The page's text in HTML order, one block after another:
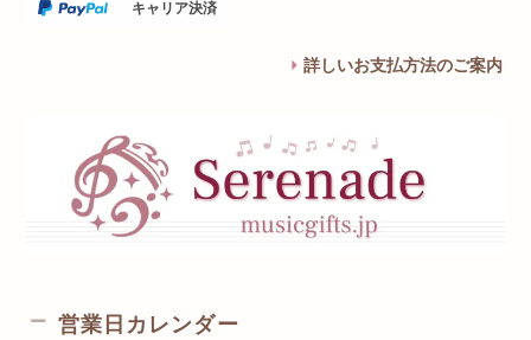
キャリア決済
詳しいお支払方法のご案内
営業日カレンダー